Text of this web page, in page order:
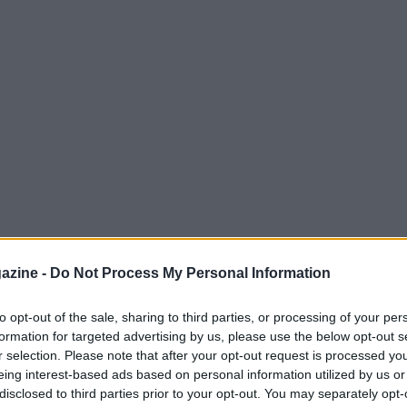
- Do Not Process My Personal Information
opt-out of the sale, sharing to third parties, or processing of your
for targeted advertising by us, please use the below opt-out
selection. Please note that after your opt-out request is processed
interest-based ads based on personal information utilized by us
to third parties prior to your opt-out. You may separately
cadenza, rapporti e pacing
coordinare cadenzarapportiepacing in
e fisiologia: lacadenza ottimaleriduce
mantengono il gesto fluido, ilpacingordina
i principi per scegliere il ritmo,